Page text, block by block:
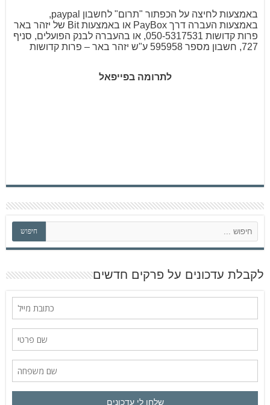
באמצעות לחיצה על הכפתור "תרום" לחשבון paypal,
באמצעות העברה דרך PayBox או באמצעות Bit של יזהר באר
פרות קדושות 050-5317531, או בהעברה לבנק הפועלים, סניף
727, חשבון מספר 595958 ע"ש יזהר באר – פרות קדושות
לתרומה בפייפאל
פ
ש
חיפוש
לקבלת עדכונים על פרקים חדשים